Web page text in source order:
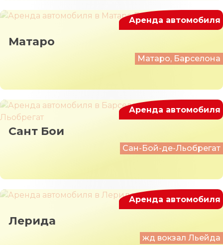
Матаро
Матаро, Барселона
Аренда автомобиля
Сант Бои
Сан-Бой-де-Льобрегат
Аренда автомобиля
Лерида
жд вокзал Льейда
Аренда автомобиля